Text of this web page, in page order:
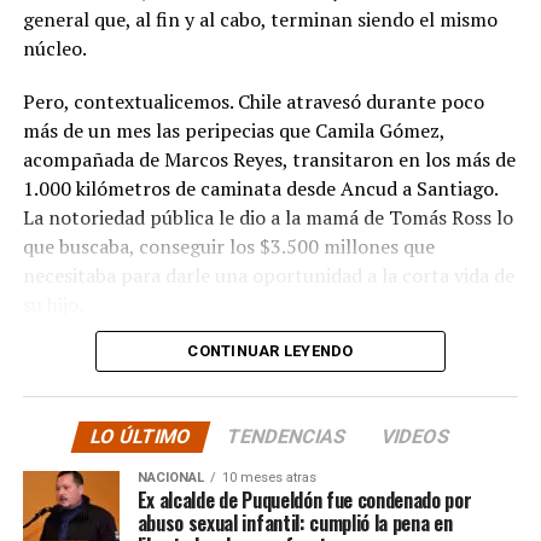
general que, al fin y al cabo, terminan siendo el mismo
núcleo.
Pero, contextualicemos. Chile atravesó durante poco
más de un mes las peripecias que Camila Gómez,
acompañada de Marcos Reyes, transitaron en los más de
1.000 kilómetros de caminata desde Ancud a Santiago.
La notoriedad pública le dio a la mamá de Tomás Ross lo
que buscaba, conseguir los $3.500 millones que
necesitaba para darle una oportunidad a la corta vida de
La solidaridad y empatía de los chilenos en cada paso
sino que se superó con creces. De hecho, el último
cómputo dado a conocer reveló la suma total de
$3.689.545.200.
Según Camila Gómez, el excedente de casi $200
CONTINUAR LEYENDO
LO ÚLTIMO TENDENCIAS VIDEOS
NACIONAL 10 meses atras
Ex alcalde de Puqueldón fue condenado por
abuso sexual infantil: cumplió la pena en